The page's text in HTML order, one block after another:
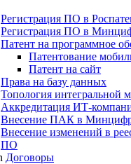
Регистрация ПО в
Регистрация ПО в
Патент на программное
Патентование
Патент на сайт
Права на базу данных
Топология интегральной
Аккредитация ИТ-
Внесение ПАК в
Внесение изменений в
ПО
Договоры